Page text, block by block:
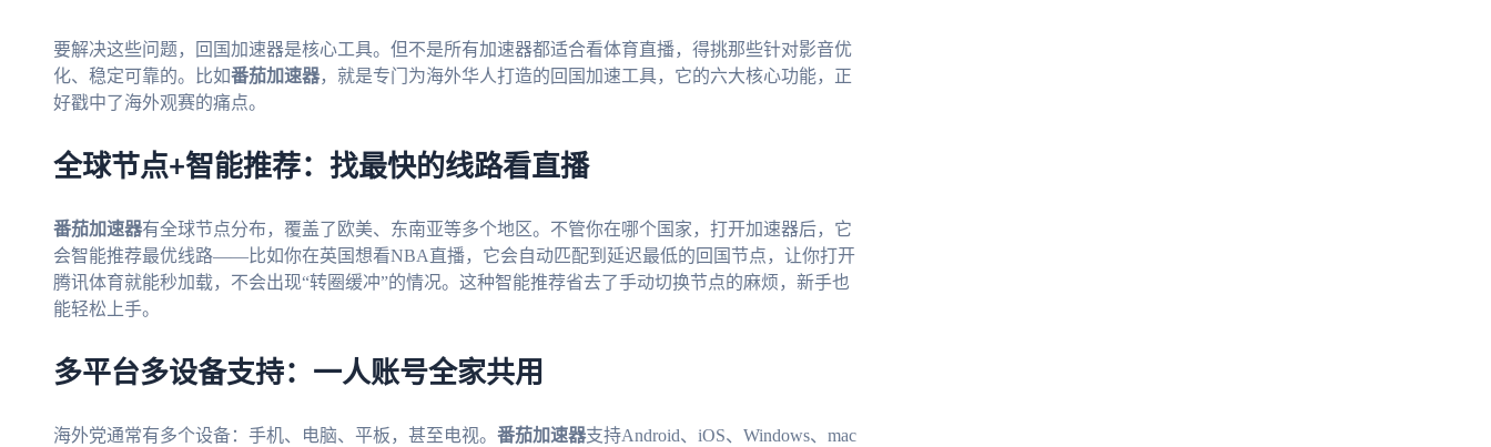
要解决这些问题，回国加速器是核心工具。但不是所有加速器都适合看体育直播，得挑那些针对影音优
化、稳定可靠的。比如番茄加速器，就是专门为海外华人打造的回国加速工具，它的六大核心功能，正
好戳中了海外观赛的痛点。
全球节点+智能推荐：找最快的线路看直播
番茄加速器有全球节点分布，覆盖了欧美、东南亚等多个地区。不管你在哪个国家，打开加速器后，它
会智能推荐最优线路——比如你在英国想看NBA直播，它会自动匹配到延迟最低的回国节点，让你打开
腾讯体育就能秒加载，不会出现“转圈缓冲”的情况。这种智能推荐省去了手动切换节点的麻烦，新手也
能轻松上手。
多平台多设备支持：一人账号全家共用
海外党通常有多个设备：手机、电脑、平板，甚至电视。 番茄加速器支持Android、iOS、Windows、mac